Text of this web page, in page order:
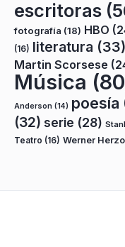
escritoras
fotografía (18) HBO
(16) literatura (33)
Martin Scorsese
Música
Anderson (14) poesía
(32) serie (28)
Teatro (16) Werner